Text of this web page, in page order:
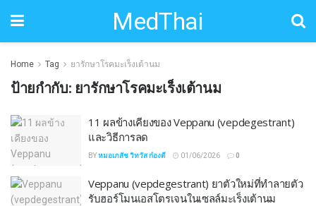
MedThai
Home Tag ยารักษาโรคมะเร็งเต้านม
ป้ายกำกับ: ยารักษาโรคมะเร็งเต้านม
11 ผลข้างเคียงของ Veppanu (vepdegestrant)
และวิธีการลด
BYหมอเภสัช วิทวัส ก๋องดี 01/06/2026 0
Veppanu (vepdegestrant) ยาตัวใหม่ที่ทำลายตัว
รับฮอร์โมนเอสโตรเจนในเซลล์มะเร็งเต้านม